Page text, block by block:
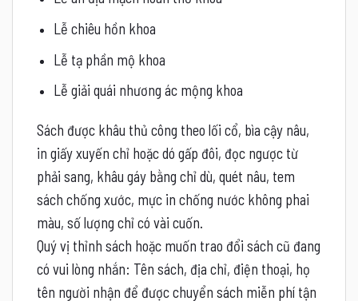
Lễ chiêu hồn khoa
Lễ tạ phần mộ khoa
Lễ giải quái nhương ác mộng khoa
Sách được khâu thủ công theo lối cổ, bìa cậy nâu,
in giấy xuyến chỉ hoặc dó gấp đôi, đọc ngược từ
phải sang, khâu gáy bằng chỉ dù, quét nâu, tem
sách chống xước, mực in chống nước không phai
màu, số lượng chỉ có vài cuốn.
Quý vị thỉnh sách hoặc muốn trao đổi sách cũ đang
có vui lòng nhắn: Tên sách, địa chỉ, điện thoại, họ
tên người nhận để được chuyển sách miễn phí tận